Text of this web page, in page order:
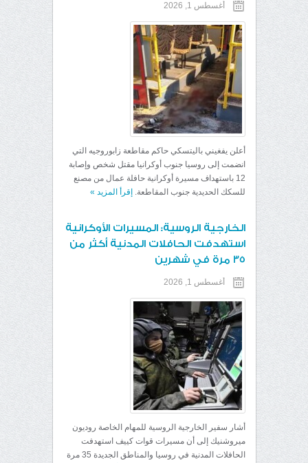
أغسطس 1, 2026
أعلن يفغيني باليتسكي حاكم مقاطعة زابوروجيه التي
انضمت إلى روسيا جنوب أوكرانيا مقتل شخص وإصابة
12 باستهداف مسيرة أوكرانية حافلة عمال من مصنع
للسكك الحديدية جنوب المقاطعة. إقرأ المزيد »
الخارجية الروسية: المسيرات الأوكرانية
استهدفت الحافلات المدنية أكثر من
35 مرة في شهرين
أغسطس 1, 2026
أشار سفير الخارجية الروسية للمهام الخاصة روديون
ميروشنيك إلى أن مسيرات قوات كييف استهدفت
الحافلات المدنية في روسيا والمناطق الجديدة 35 مرة